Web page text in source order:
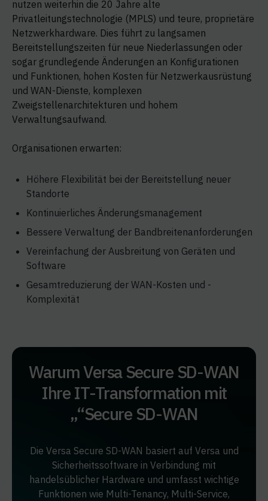
nutzen weiterhin die 20 Jahre alte
Privatleitungstechnologie (MPLS) und teure, proprietäre
Netzwerkhardware. Dies führt zu langsamen
Bereitstellungszeiten für neue Niederlassungen oder
sogar grundlegende Änderungen an Konfigurationen
und Funktionen, hohen Kosten für Netzwerkausrüstung
und WAN-Dienste, komplexen
Zweigstellenarchitekturen und hohem
Verwaltungsaufwand.
Organisationen erwarten:
Höhere Flexibilität bei der Bereitstellung neuer
Standorte
Kontinuierliches Änderungsmanagement
Bessere Verwaltung der Bandbreitenanforderungen
Vereinfachung der Ausbreitung von Geräten und
Software
Gesamtreduzierung der WAN-Kosten und -
Komplexität
Warum Versa Secure SD-WAN
Ihre IT-Transformation mit
„“Secure SD-WAN
Die Versa Secure SD-WAN basiert auf Versa und
Sicherheitssoftware in Verbindung mit
handelsüblicher Hardware und umfasst wichtige
Funktionen wie Multi-Tenancy, Multi-Service,